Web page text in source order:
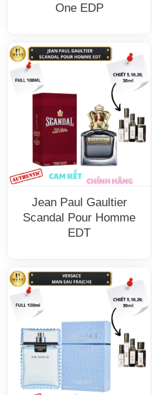
One EDP
Jean Paul Gaultier
Scandal Pour Homme
EDT